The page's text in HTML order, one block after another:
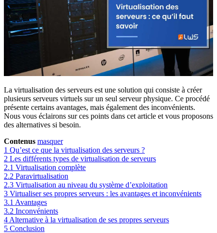
La virtualisation des serveurs est une solution qui consiste à créer
plusieurs serveurs virtuels sur un seul serveur physique. Ce procédé
présente certains avantages, mais également des inconvénients.
Nous vous éclairons sur ces points dans cet article et vous proposons
des alternatives si besoin.
Contenus masquer
1 Qu’est ce que la virtualisation des serveurs ?
2 Les différents types de virtualisation de serveurs
2.1 Virtualisation complète
2.2 Paravirtualisation
2.3 Virtualisation au niveau du système d’exploitation
3 Virtualiser ses propres serveurs : les avantages et inconvénients
3.1 Avantages
3.2 Inconvénients
4 Alternative à la virtualisation de ses propres serveurs
5 Conclusion